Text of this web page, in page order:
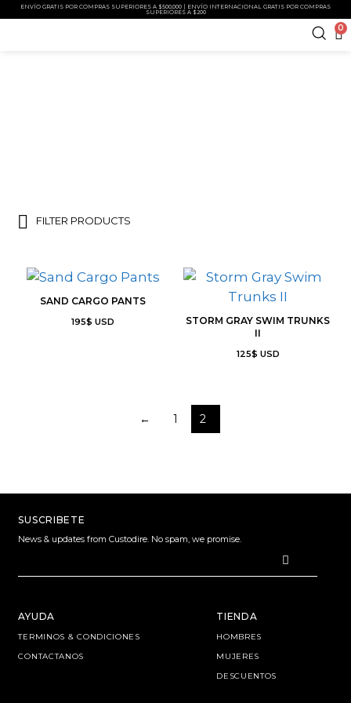
ENVÍO GRATIS POR COMPRAS SUPERIORES A $500,000 | ENVÍO INTERNACIONAL GRATIS POR COMPRAS
SUPERIORES A $200
0
FILTER PRODUCTS
SAND CARGO PANTS
195$ USD
STORM GRAY SWIM TRUNKS
II
125$ USD
← 1 2
TIENDA
HOMBRES
MUJERES
DESCUENTOS
AYUDA
TERMINOS & CONDICIONES
CONTACTANOS
SUSCRIBETE
News & updates from Custodire. No spam, we promise.